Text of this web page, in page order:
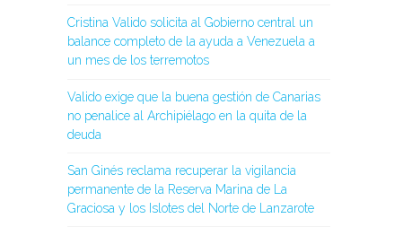
Cristina Valido solicita al Gobierno central un
balance completo de la ayuda a Venezuela a
un mes de los terremotos
Valido exige que la buena gestión de Canarias
no penalice al Archipiélago en la quita de la
deuda
San Ginés reclama recuperar la vigilancia
permanente de la Reserva Marina de La
Graciosa y los Islotes del Norte de Lanzarote